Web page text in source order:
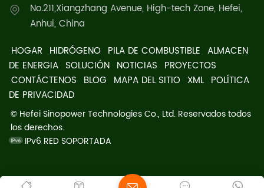
No.211,Xiangzhang Avenue, High-tech Zone, Hefei,
Anhui, China
HOGAR HIDRÓGENO PILA DE COMBUSTIBLE ALMACEN
DE ENERGIA SOLUCIÓN NOTICIAS PROYECTOS
CONTÁCTENOS BLOG MAPA DEL SITIO XML POLÍTICA
DE PRIVACIDAD
© Hefei Sinopower Technologies Co., Ltd. Reservados todos
los derechos.
IPv6 RED SOPORTADA